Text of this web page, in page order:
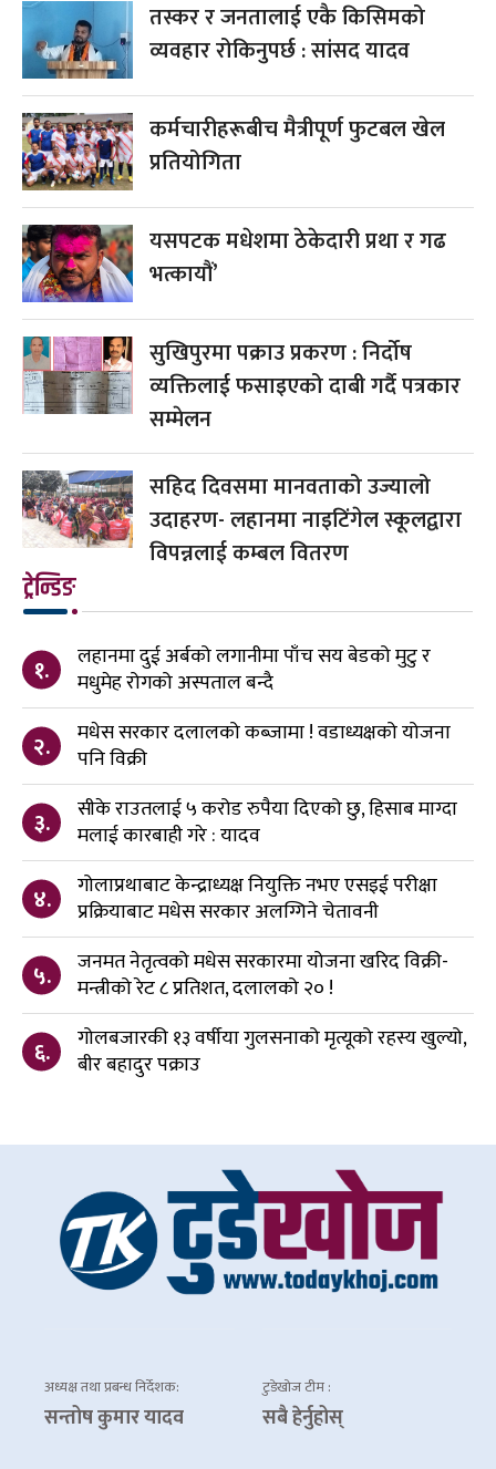
तस्कर र जनतालाई एकै किसिमको
व्यवहार रोकिनुपर्छ : सांसद यादव
कर्मचारीहरूबीच मैत्रीपूर्ण फुटबल खेल
प्रतियोगिता
यसपटक मधेशमा ठेकेदारी प्रथा र गढ
भत्कायौं’
सुखिपुरमा पक्राउ प्रकरण : निर्दोष
व्यक्तिलाई फसाइएको दाबी गर्दै पत्रकार
सम्मेलन
सहिद दिवसमा मानवताको उज्यालो
उदाहरण- लहानमा नाइटिंगेल स्कूलद्वारा
विपन्नलाई कम्बल वितरण
ट्रेन्डिङ
१.
लहानमा दुई अर्बको लगानीमा पाँच सय बेडको मुटु र
मधुमेह रोगको अस्पताल बन्दै
२.
मधेस सरकार दलालको कब्जामा ! वडाध्यक्षको योजना
पनि विक्री
३.
सीके राउतलाई ५ करोड रुपैया दिएको छु, हिसाब माग्दा
मलाई कारबाही गरे : यादव
४.
गोलाप्रथाबाट केन्द्राध्यक्ष नियुक्ति नभए एसइई परीक्षा
प्रक्रियाबाट मधेस सरकार अलग्गिने चेतावनी
५.
जनमत नेतृत्वको मधेस सरकारमा योजना खरिद विक्री-
मन्त्रीको रेट ८ प्रतिशत, दलालको २० !
६.
गोलबजारकी १३ वर्षीया गुलसनाको मृत्यूको रहस्य खुल्यो,
बीर बहादुर पक्राउ
अध्यक्ष तथा प्रबन्ध निर्देशक:
सन्तोष कुमार यादव
टुडेखोज टीम :
सबै हेर्नुहोस्